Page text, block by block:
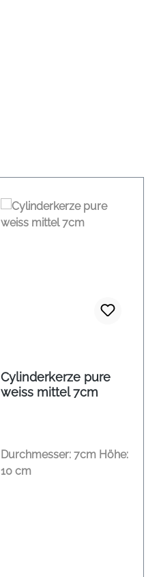
Cylinderkerze pure
weiss mittel 7cm
Durchmesser: 7cm Höhe:
10 cm